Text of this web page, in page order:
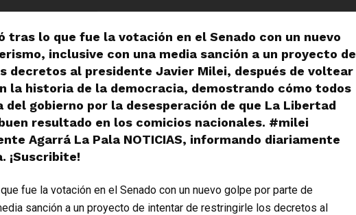
tras lo que fue la votación en el Senado con un nuevo
inclusive con una media sanción a un proyecto de
decretos al presidente Javier Milei, después de voltear
la historia de la democracia, demostrando cómo todos
gobierno por la desesperación de que La Libertad
resultado en los comicios nacionales. #milei
Agarrá La Pala NOTICIAS, informando diariamente
¡Suscribite!
fue la votación en el Senado con un nuevo golpe por parte de
sanción a un proyecto de intentar de restringirle los decretos al